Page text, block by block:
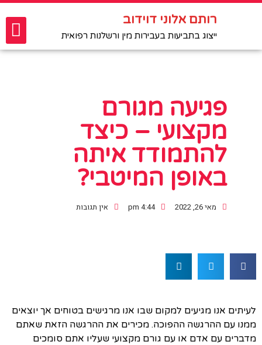
רותם אלוני דוידוב
ייצוג בתביעות בעבירות מין ורשלנות רפואית
פגיעה מגורם
מקצועי – כיצד
להתמודד איתה
באופן המיטבי?
מאי 26, 2022 4:44 pm אין תגובות
לעיתים אנו מגיעים למקום שבו אנו מרגישים בטוחים אך יוצאים
ממנו עם ההרגשה ההפוכה. מכירים את ההרגשה הזאת שאתם
מדברים עם אדם או עם גורם מקצועי שעליו אתם סומכים